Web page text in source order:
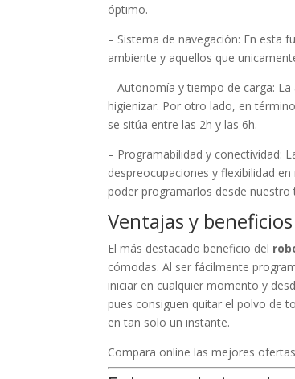
óptimo.
– Sistema de navegación: En esta
ambiente y aquellos que
– Autonomía y tiempo de carga:
higienizar. Por otro lado, en
se sitúa entre las 2h y las 6h.
– Programabilidad y conectividad:
despreocupaciones y flexibilidad
poder programarlos desde
Ventajas y
El más destacado beneficio del
cómodas. Al ser fácilmente
iniciar en cualquier momento y
pues consiguen quitar el polvo de
en tan solo un instante.
Compara online las mejores